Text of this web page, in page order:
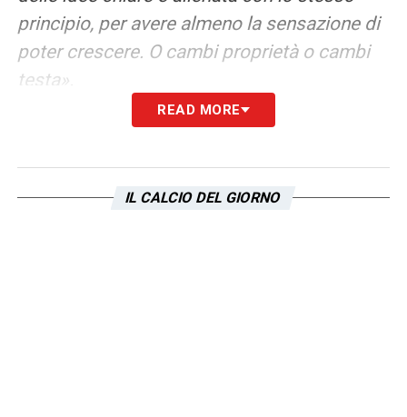
principio, per avere almeno la sensazione di
poter crescere. O cambi proprietà o cambi
testa».
READ MORE
IL CALCIO DEL GIORNO